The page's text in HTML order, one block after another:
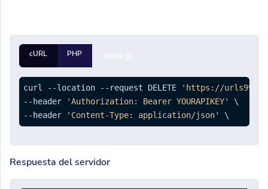
cURL PHP
curl --location --request DELETE
'https://
--header
'Authorization: Bearer YOURAPIKEY'
\
--header
'Content-Type: application/json'
Respuesta del servidor